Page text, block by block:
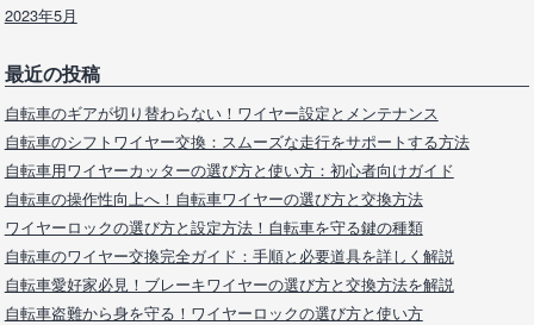
2023年5月
最近の投稿
自転車のギアが切り替わらない！ワイヤー設定とメンテナンス
自転車のシフトワイヤー交換：スムーズな走行をサポートする方法
自転車用ワイヤーカッターの選び方と使い方：初心者向けガイド
自転車の操作性向上へ！自転車ワイヤーの選び方と交換方法
ワイヤーロックの選び方と設定方法！自転車を守る鍵の種類
自転車のワイヤー交換完全ガイド：手順と必要道具を詳しく解説
自転車愛好家必見！ブレーキワイヤーの選び方と交換方法を解説
自転車盗難から身を守る！ワイヤーロックの選び方と使い方